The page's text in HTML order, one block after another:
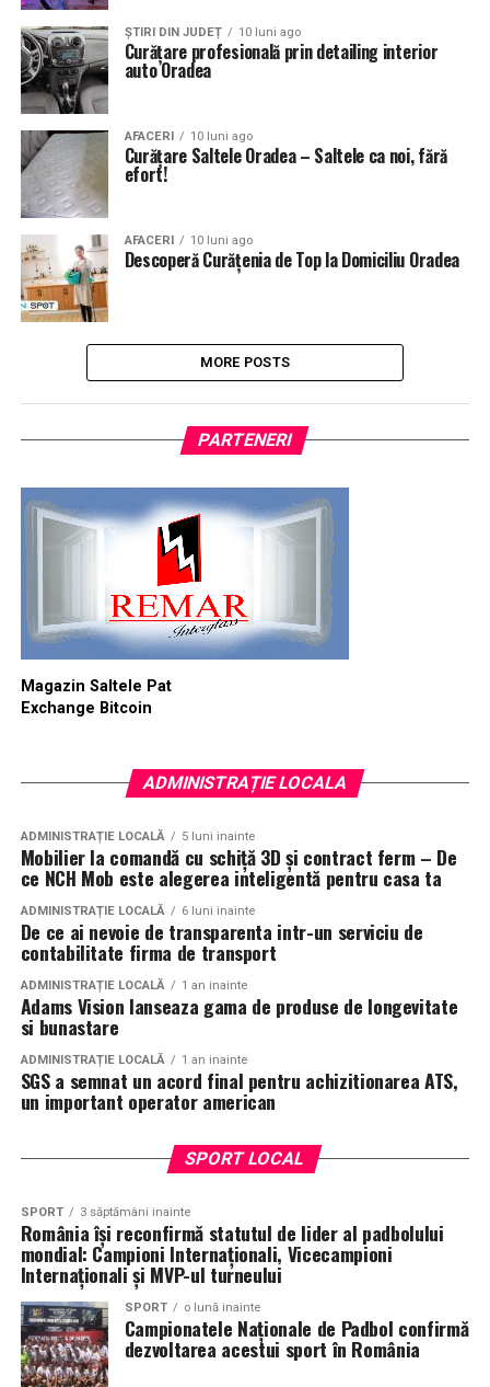
ȘTIRI DIN JUDEȚ 10 luni ago
Curățare profesională prin detailing interior
auto Oradea
AFACERI 10 luni ago
Curățare Saltele Oradea – Saltele ca noi, fără
efort!
AFACERI 10 luni ago
Descoperă Curățenia de Top la Domiciliu Oradea
MORE POSTS
PARTENERI
Magazin Saltele Pat
Exchange Bitcoin
ADMINISTRAȚIE LOCALA
ADMINISTRAȚIE LOCALĂ 5 luni inainte
Mobilier la comandă cu schiță 3D și contract ferm – De
ce NCH Mob este alegerea inteligentă pentru casa ta
ADMINISTRAȚIE LOCALĂ 6 luni inainte
De ce ai nevoie de transparenta intr-un serviciu de
contabilitate firma de transport
ADMINISTRAȚIE LOCALĂ 1 an inainte
Adams Vision lanseaza gama de produse de longevitate
si bunastare
ADMINISTRAȚIE LOCALĂ 1 an inainte
SGS a semnat un acord final pentru achizitionarea ATS,
un important operator american
SPORT LOCAL
SPORT 3 săptămâni inainte
România își reconfirmă statutul de lider al padbolului
mondial: Campioni Internaționali, Vicecampioni
Internaționali și MVP-ul turneului
SPORT o lună inainte
Campionatele Naționale de Padbol confirmă
dezvoltarea acestui sport în România